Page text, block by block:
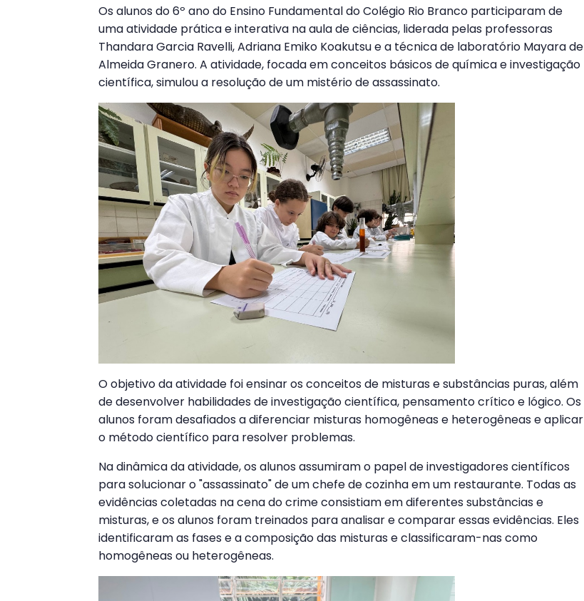
Os alunos do 6º ano do Ensino Fundamental do Colégio Rio Branco participaram de
uma atividade prática e interativa na aula de ciências, liderada pelas professoras
Thandara Garcia Ravelli, Adriana Emiko Koakutsu e a técnica de laboratório Mayara de
Almeida Granero. A atividade, focada em conceitos básicos de química e investigação
científica, simulou a resolução de um mistério de assassinato.
O objetivo da atividade foi ensinar os conceitos de misturas e substâncias puras, além
de desenvolver habilidades de investigação científica, pensamento crítico e lógico. Os
alunos foram desafiados a diferenciar misturas homogêneas e heterogêneas e aplicar
o método científico para resolver problemas.
Na dinâmica da atividade, os alunos assumiram o papel de investigadores científicos
para solucionar o "assassinato" de um chefe de cozinha em um restaurante. Todas as
evidências coletadas na cena do crime consistiam em diferentes substâncias e
misturas, e os alunos foram treinados para analisar e comparar essas evidências. Eles
identificaram as fases e a composição das misturas e classificaram-nas como
homogêneas ou heterogêneas.